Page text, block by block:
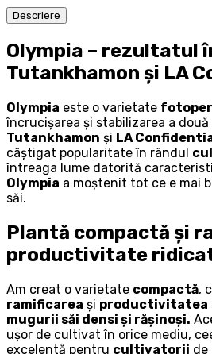
Descriere
Olympia – rezultatul
Tutankhamon și LA
Olympia este o varietate
încrucișarea și stabilizarea a
Tutankhamon și LA
câștigat popularitate în rândul
întreaga lume datorită
Olympia a moștenit tot ce e mai
săi.
Plantă compactă și
productivitate
Am creat o varietate compactă,
ramificarea și productivitatea
mugurii săi densi și rășinoși.
ușor de cultivat în orice mediu,
excelentă pentru cultivatorii de